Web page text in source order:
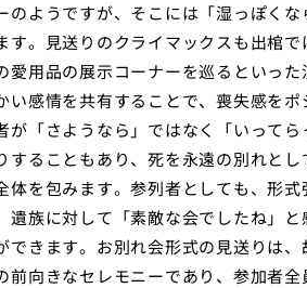
ようですが、そこには「湿っぽくな
。見送りのクライマックスも出棺
用品の展示コーナーを巡るといっ
感情を共有することで、喪失感をポ
「さようなら」ではなく「いって
ることもあり、死を永遠の別れとし
を包みます。参列者としても、形
族に対して「素敵な会でしたね」と
きます。お別れ会形式の見送りは、
向きなセレモニーであり、参加者